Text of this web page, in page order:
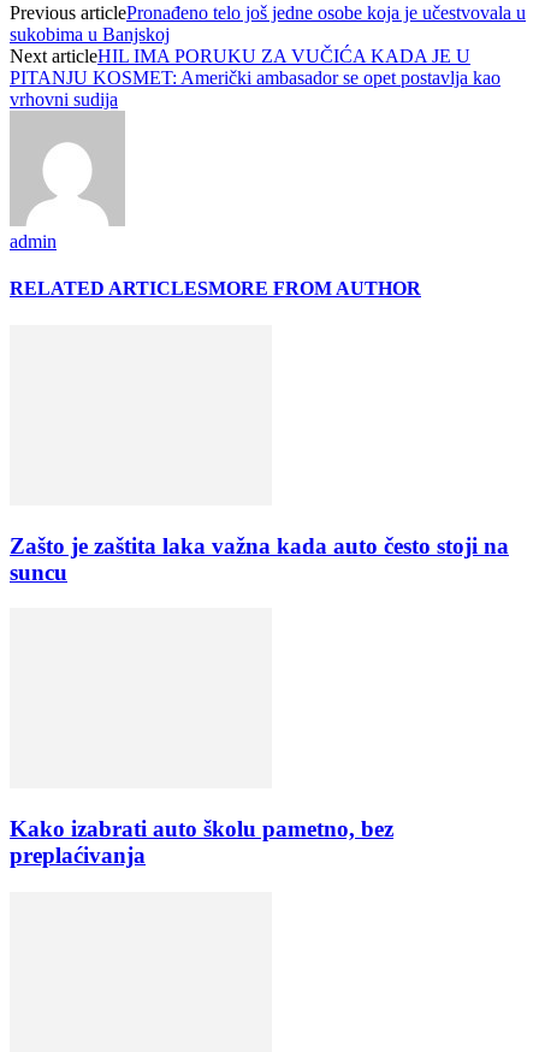
Previous articlePronađeno telo još jedne osobe koja je učestvovala u
sukobima u Banjskoj
Next articleHIL IMA PORUKU ZA VUČIĆA KADA JE U
PITANJU KOSMET: Američki ambasador se opet postavlja kao
vrhovni sudija
admin
RELATED ARTICLESMORE FROM AUTHOR
Zašto je zaštita laka važna kada auto često stoji na
suncu
Kako izabrati auto školu pametno, bez
preplaćivanja